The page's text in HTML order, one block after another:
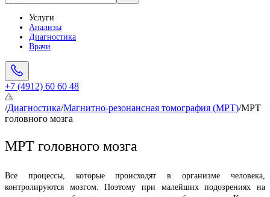
Услуги
Анализы
Диагностика
Врачи
+7 (4912) 60 60 48
/Диагностика/Магнитно-резонансная томография (МРТ)/МРТ
головного мозга
МРТ головного мозга
Все процессы, которые происходят в организме человека,
контролируются мозгом. Поэтому при малейших подозрениях на